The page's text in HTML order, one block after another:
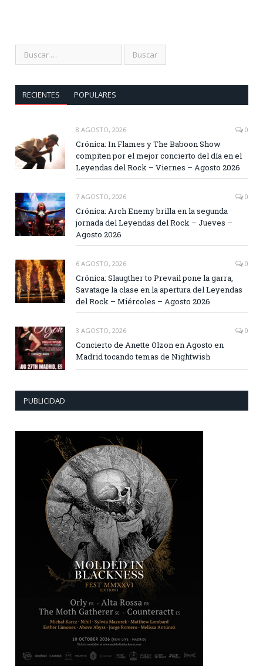
RECIENTES POPULARES
8 AGOSTO, 2026 0
Crónica: In Flames y The Baboon Show
compiten por el mejor concierto del día en el
Leyendas del Rock – Viernes – Agosto 2026
7 AGOSTO, 2026 0
Crónica: Arch Enemy brilla en la segunda
jornada del Leyendas del Rock – Jueves –
Agosto 2026
6 AGOSTO, 2026 0
Crónica: Slaugther to Prevail pone la garra,
Savatage la clase en la apertura del Leyendas
del Rock – Miércoles – Agosto 2026
3 AGOSTO, 2026 0
Concierto de Anette Olzon en Agosto en
Madrid tocando temas de Nightwish
PUBLICIDAD